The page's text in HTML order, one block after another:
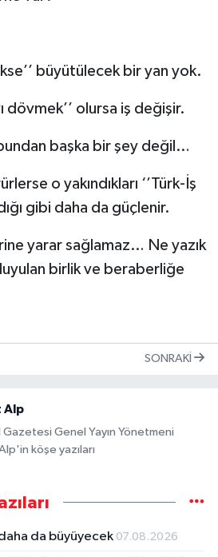
büyütülecek bir yan yok.
dövmek’’ olursa iş değişir.
bundan başka bir şey değil…
o yakındıkları ‘’Türk-İş
gibi daha da güçlenir.
yarar sağlamaz… Ne yazık
birlik ve beraberliğe
SONRAKI
Alp
Gazetesi Genel Yayın Yönetmeni
köşe yazıları
da büyüyecek 07.08.2026